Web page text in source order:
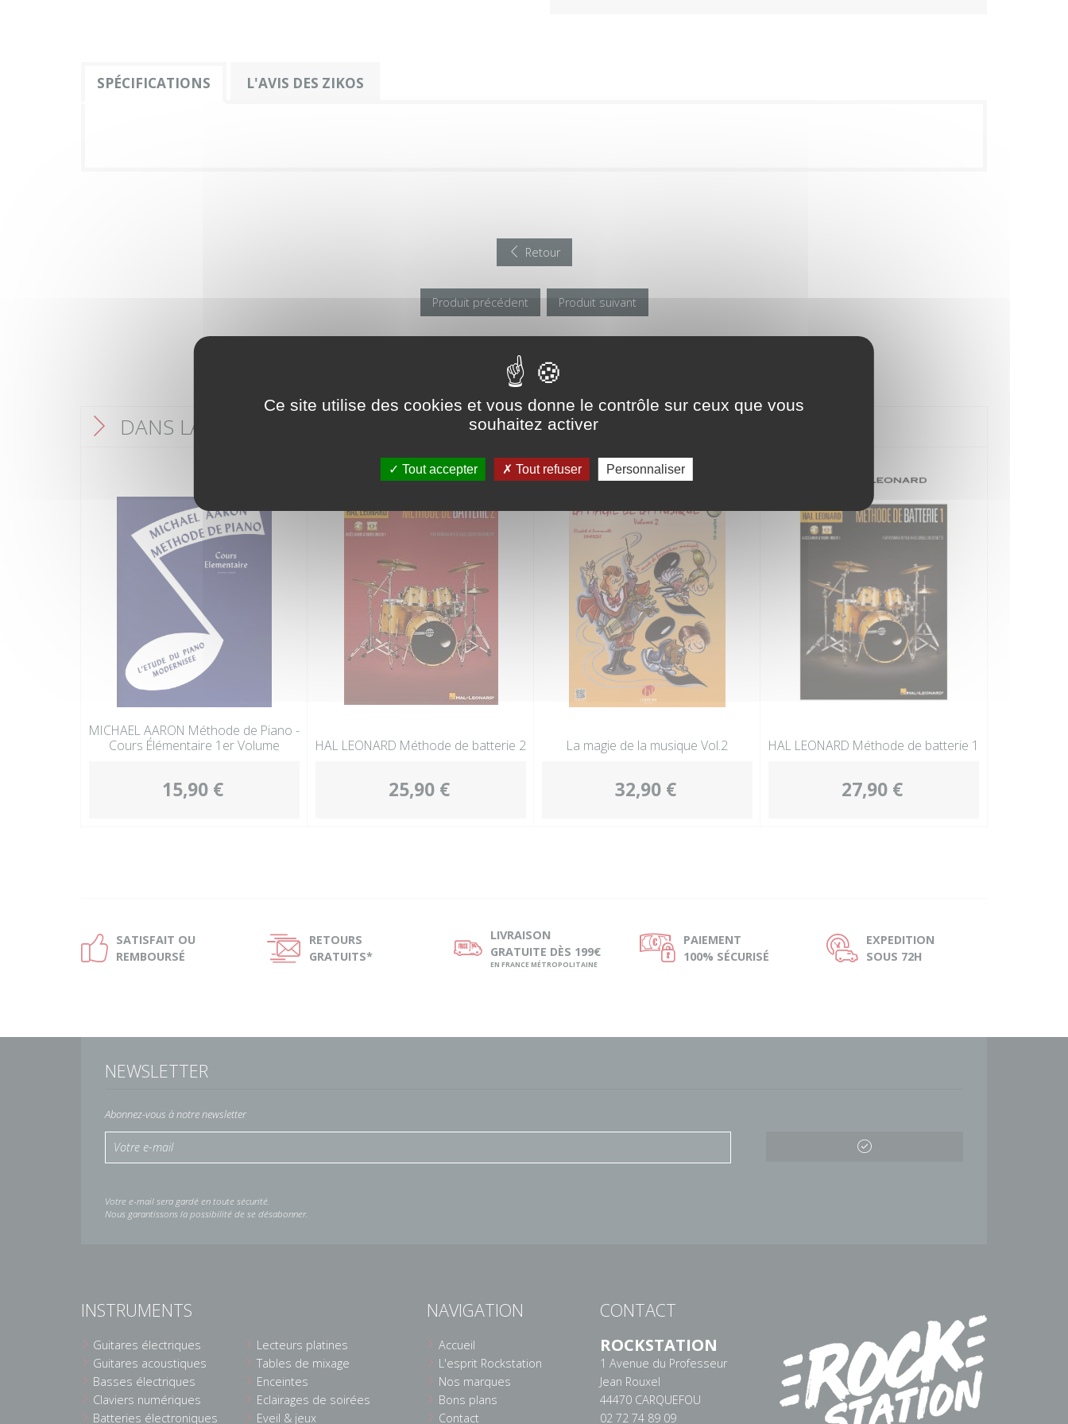
SPÉCIFICATIONS L'AVIS DES ZIKOS
Retour
Produit précédent Produit suivant
F DANS LA MÊME CATÉGORIE
MICHAEL AARON Méthode de Piano -
Cours Élémentaire 1er Volume
15,90 €
HAL LEONARD Méthode de batterie 2
25,90 €
La magie de la musique Vol.2
32,90 €
HAL LEONARD Méthode de batterie 1
27,90 €
Ð SATISFAIT OU
REMBOURSÉ
Ñ
RETOURS
GRATUITS*
ø LIVRAISON
GRATUITE DÈS 199€
EN FRANCE MÉTROPOLITAINE
Ø PAIEMENT
100% SÉCURISÉ
Ù
EXPEDITION
SOUS 72H
NEWSLETTER
Abonnez-vous à notre newsletter
Votre e-mail sera gardé en toute sécurité.
Nous garantissons la possibilité de se désabonner.
INSTRUMENTS
Guitares électriques
Guitares acoustiques
Basses électriques
Claviers numériques
Batteries électroniques
Lecteurs platines
Tables de mixage
Enceintes
Eclairages de soirées
Eveil & jeux
NAVIGATION
Accueil
L'esprit Rockstation
Nos marques
Bons plans
Contact
CONTACT
ROCKSTATION
1 Avenue du Professeur
Jean Rouxel
44470 CARQUEFOU
02 72 74 89 09
Ce site utilise des cookies et vous donne le contrôle sur ceux que vous
souhaitez activer
Tout accepter Tout refuser Personnaliser